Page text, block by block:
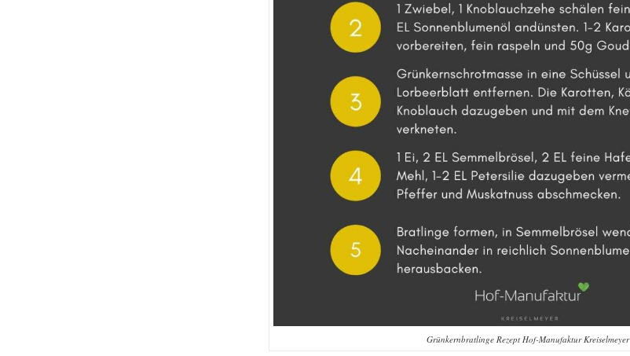
Grünkernbratlinge Rezept Hof-Manufaktur Kreiselmeyer